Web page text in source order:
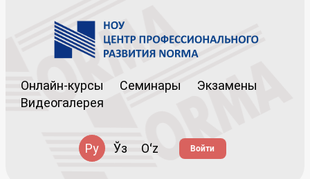
Онлайн-курсы Семинары
Экзамены
Видеогалерея
Ру Ўз Oʻz Войти